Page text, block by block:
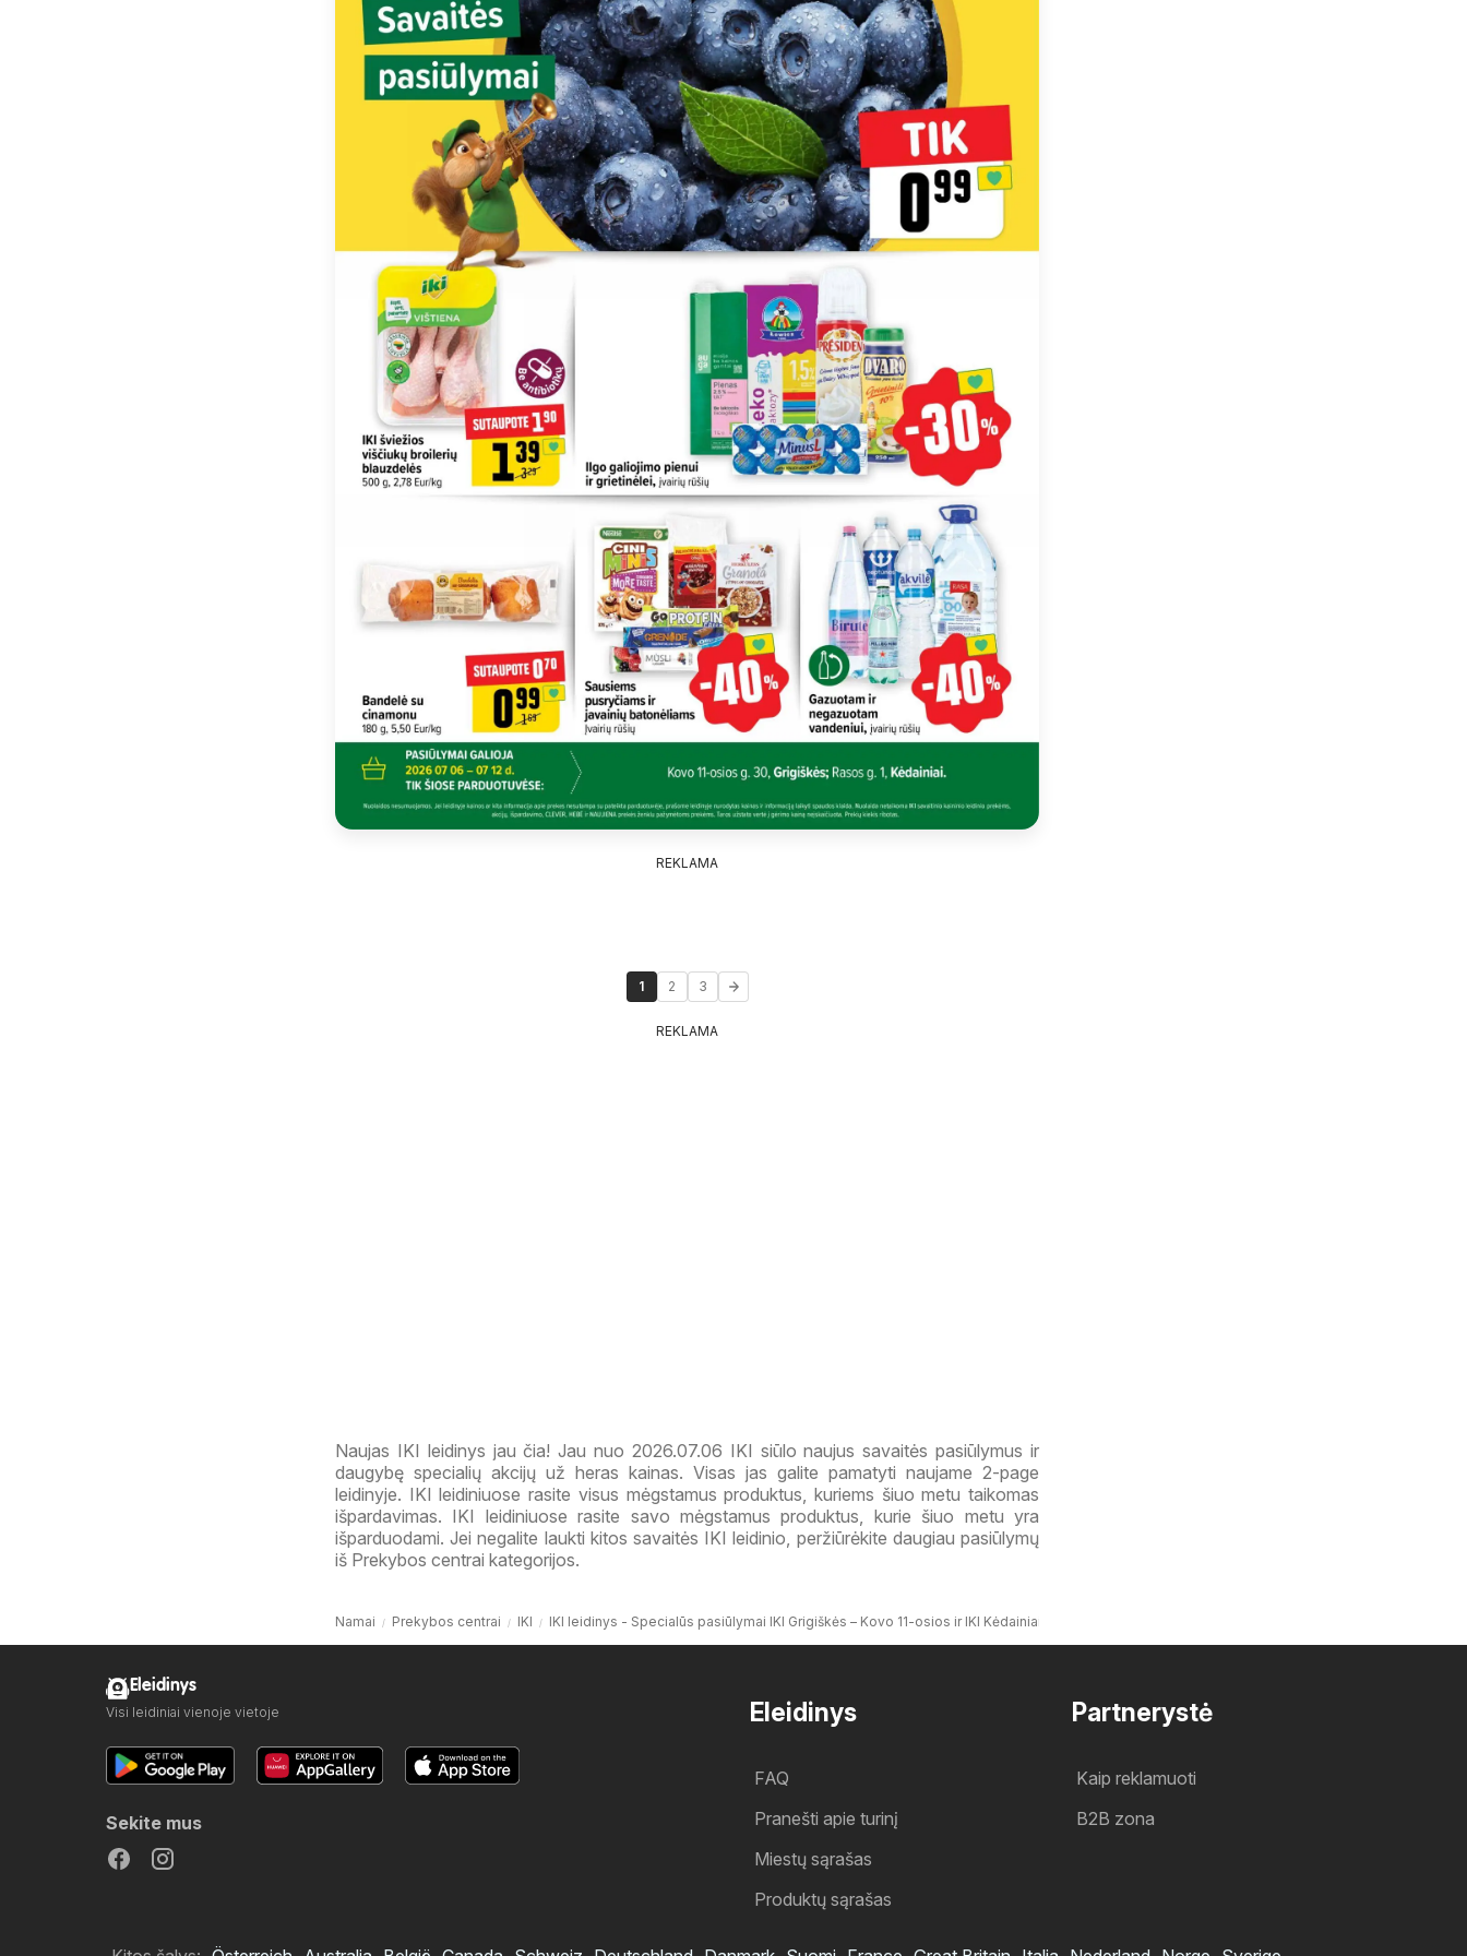
REKLAMA
1 2 3
REKLAMA
Naujas IKI leidinys jau čia! Jau nuo 2026.07.06 IKI siūlo naujus savaitės pasiūlymus ir
daugybę specialių akcijų už heras kainas. Visas jas galite pamatyti naujame 2-page
leidinyje. IKI leidiniuose rasite visus mėgstamus produktus, kuriems šiuo metu taikomas
išpardavimas. IKI leidiniuose rasite savo mėgstamus produktus, kurie šiuo metu yra
išparduodami. Jei negalite laukti kitos savaitės IKI leidinio, peržiūrėkite daugiau pasiūlymų
iš Prekybos centrai kategorijos.
Namai Prekybos centrai IKI IKI leidinys - Specialūs pasiūlymai IKI Grigiškės – Kovo 11-osios ir IKI Kėdainiai parduotuvės klientams
Eleidinys
FAQ
Pranešti apie turinį
Miestų sąrašas
Produktų sąrašas
Partnerystė
Kaip reklamuoti
B2B zona
Eleidinys
Visi leidiniai vienoje vietoje
Sekite mus